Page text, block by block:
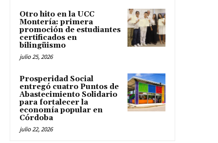
Otro hito en la UCC
Montería: primera
promoción de estudiantes
certificados en
bilingüismo
julio 25, 2026
Prosperidad Social
entregó cuatro Puntos de
Abastecimiento Solidario
para fortalecer la
economía popular en
Córdoba
julio 22, 2026